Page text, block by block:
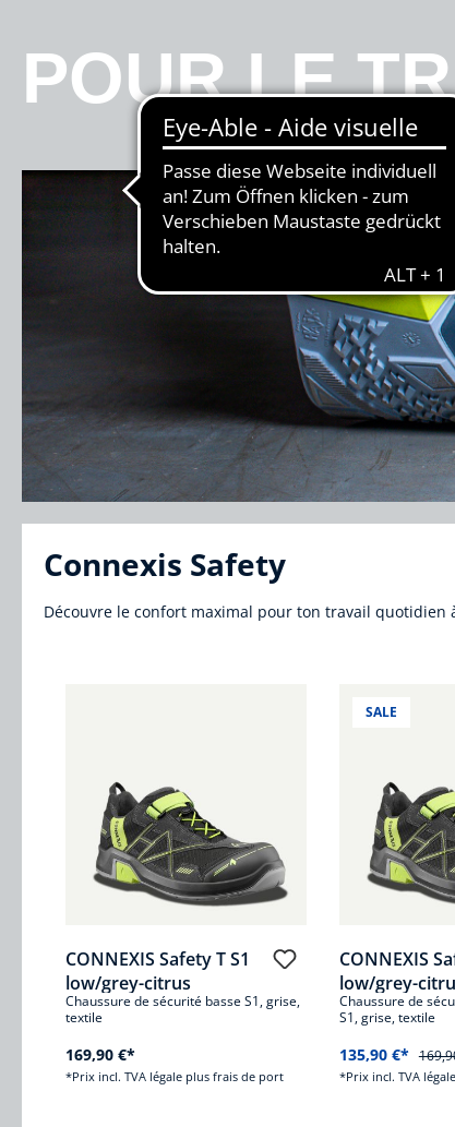
POUR LE
Connexis Safety
Découvre le confort maximal pour ton travail
CONNEXIS Safety T S1
low/grey-citrus
Chaussure de sécurité basse S1, grise,
textile
169,90 €*
*Prix incl. TVA légale plus frais de port
SALE
CONNEXIS
low/grey-
Chaussure de
S1, grise, textile
135,90 €*
*Prix incl. TVA